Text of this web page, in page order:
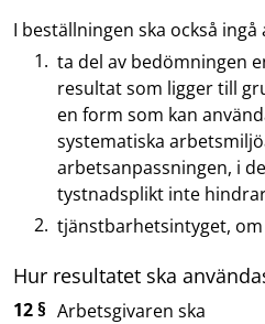
I beställningen ska också
ta del av bedömningen
resultat som ligger till
en form som kan
systematiska
arbetsanpassningen, i
tystnadsplikt inte
tjänstbarhetsintyget,
Hur resultatet ska
12 § Arbetsgivaren ska